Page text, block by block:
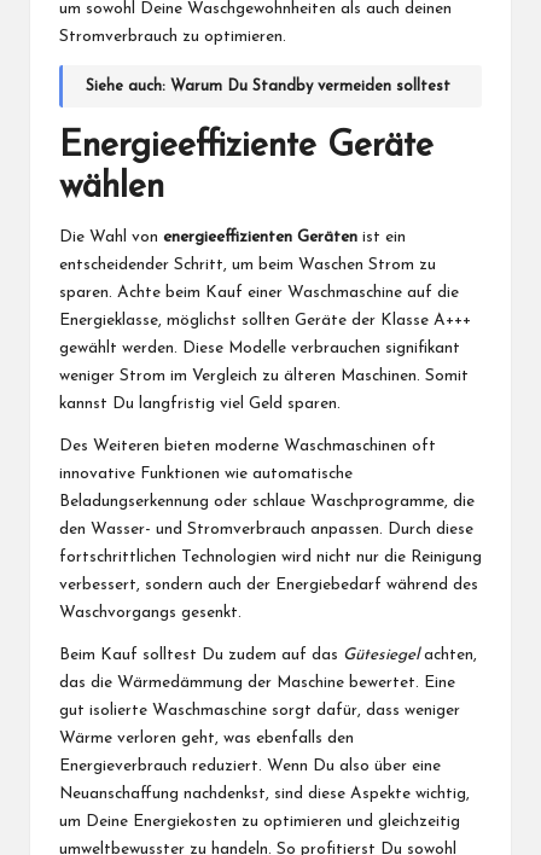
um sowohl Deine Waschgewohnheiten als auch deinen
Stromverbrauch zu optimieren.
Siehe auch: Warum Du Standby vermeiden solltest
Energieeffiziente Geräte
wählen
Die Wahl von energieeffizienten Geräten ist ein
entscheidender Schritt, um beim Waschen Strom zu
sparen. Achte beim Kauf einer Waschmaschine auf die
Energieklasse, möglichst sollten Geräte der Klasse A+++
gewählt werden. Diese Modelle verbrauchen signifikant
weniger Strom im Vergleich zu älteren Maschinen. Somit
kannst Du langfristig viel Geld sparen.
Des Weiteren bieten moderne Waschmaschinen oft
innovative Funktionen wie automatische
Beladungserkennung oder schlaue Waschprogramme, die
den Wasser- und Stromverbrauch anpassen. Durch diese
fortschrittlichen Technologien wird nicht nur die Reinigung
verbessert, sondern auch der Energiebedarf während des
Waschvorgangs gesenkt.
Beim Kauf solltest Du zudem auf das Gütesiegelachten,
das die Wärmedämmung der Maschine bewertet. Eine
gut isolierte Waschmaschine sorgt dafür, dass weniger
Wärme verloren geht, was ebenfalls den
Energieverbrauch reduziert. Wenn Du also über eine
Neuanschaffung nachdenkst, sind diese Aspekte wichtig,
um Deine Energiekosten zu optimieren und gleichzeitig
umweltbewusster zu handeln. So profitierst Du sowohl